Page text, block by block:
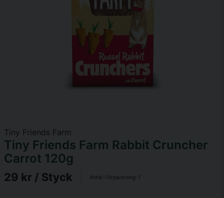
Tiny Friends Farm
Tiny Friends Farm Rabbit Cruncher
Carrot 120g
29 kr / Styck Antal i förpackning: 1